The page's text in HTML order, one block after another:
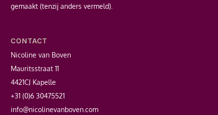
gemaakt (tenzij anders vermeld).
CONTACT
Nicoline van Boven
Mauritsstraat 11
4421CJ Kapelle
+31 (0)6 30475521
info@nicolinevanboven.com